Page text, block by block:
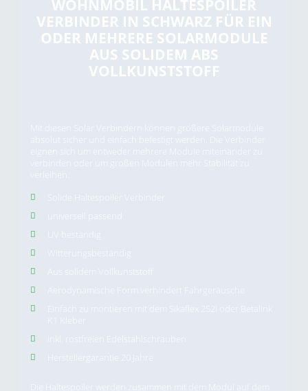
WOHNMOBIL HALTESPOILER
VERBINDER IN SCHWARZ FÜR EIN
ODER MEHRERE SOLARMODULE
AUS SOLIDEM ABS
VOLLKUNSTSTOFF
Mit diesen Solar Verbindern können größere Solarmodule
absolut sicher und einfach befestigt werden. Die Verbinder
eignen sich um entweder mehrere Module miteinander zu
verbinden oder um großen Modulen mehr Stabilität zu
UV beständig
Witterungsbeständig
Aerodynamische Form verhindert Fahrgeräusche
Herstellergarantie 20 Jahre
Die Haltespoiler werden zusammen mit dem Modul auf dem